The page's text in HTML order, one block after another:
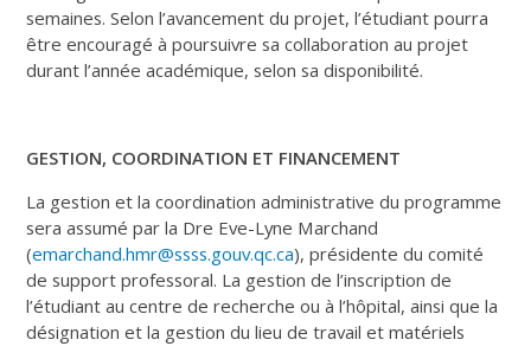
semaines. Selon l’avancement du projet, l’étudiant pourra
être encouragé à poursuivre sa collaboration au projet
durant l’année académique, selon sa disponibilité.
GESTION, COORDINATION ET FINANCEMENT
La gestion et la coordination administrative du programme
sera assumé par la Dre Eve-Lyne Marchand
(emarchand.hmr@ssss.gouv.qc.ca), présidente du comité
de support professoral. La gestion de l’inscription de
l’étudiant au centre de recherche ou à l’hôpital, ainsi que la
désignation et la gestion du lieu de travail et matériels